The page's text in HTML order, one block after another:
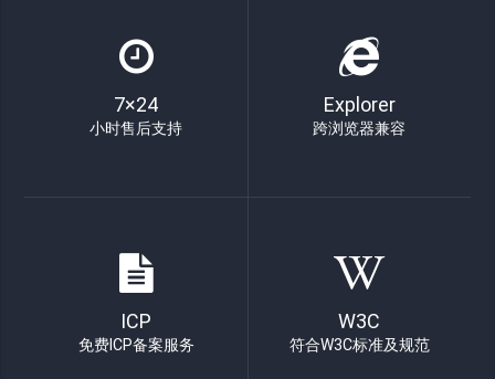
7×24
小时售后支持
Explorer
跨浏览器兼容
ICP
免费ICP备案服务
W3C
符合W3C标准及规范